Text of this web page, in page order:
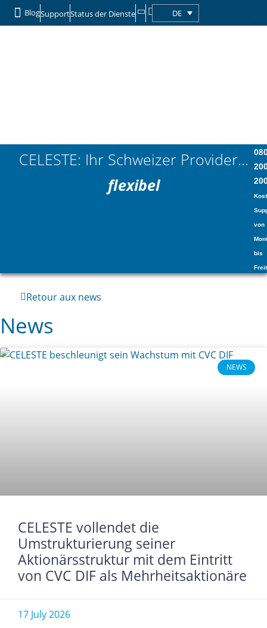
BlogSupportStatus der Dienste DE
CELESTE: Ihr Schweizer Provider...
flexibel
von
bis
Retour aux news
News
NEWS
CELESTE vollendet die
Umstrukturierung seiner
Aktionärsstruktur mit dem Eintritt
von CVC DIF als Mehrheitsaktionäre
17 July 2026